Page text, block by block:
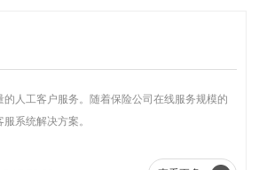
人工客户服务。随着保险公司在线服务规模的
系统解决方案。